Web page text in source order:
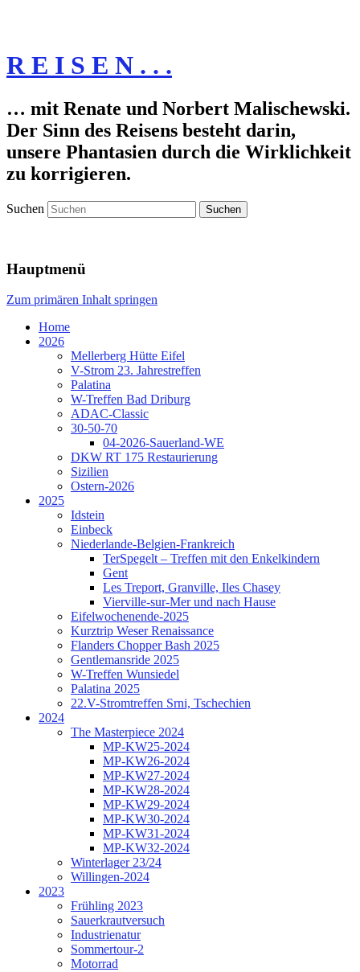
R E I S E N . . .
… mit Renate und Norbert Malischewski.
Der Sinn des Reisens besteht darin,
unsere Phantasien durch die Wirklichkeit
zu korrigieren.
Suchen
Hauptmenü
Zum primären Inhalt springen
Home
2026
Mellerberg Hütte Eifel
V-Strom 23. Jahrestreffen
Palatina
W-Treffen Bad Driburg
ADAC-Classic
30-50-70
04-2026-Sauerland-WE
DKW RT 175 Restaurierung
Sizilien
Ostern-2026
2025
Idstein
Einbeck
Niederlande-Belgien-Frankreich
TerSpegelt – Treffen mit den Enkelkindern
Gent
Les Treport, Granville, Iles Chasey
Vierville-sur-Mer und nach Hause
Eifelwochenende-2025
Kurztrip Weser Renaissance
Flanders Chopper Bash 2025
Gentlemansride 2025
W-Treffen Wunsiedel
Palatina 2025
22.V-Stromtreffen Srni, Tschechien
2024
The Masterpiece 2024
MP-KW25-2024
MP-KW26-2024
MP-KW27-2024
MP-KW28-2024
MP-KW29-2024
MP-KW30-2024
MP-KW31-2024
MP-KW32-2024
Winterlager 23/24
Willingen-2024
2023
Frühling 2023
Sauerkrautversuch
Industrienatur
Sommertour-2
Motorrad